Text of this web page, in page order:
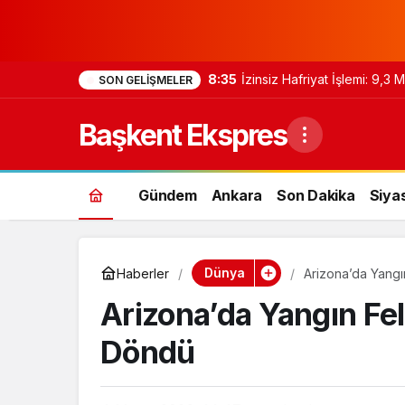
SON GELIŞMELER 8:35 İzinsiz Hafriyat İşlemi: 9,3
Başkent Ekspres
Gündem Ankara Son Dakika
Haberler Dünya Arizona’da
Arizona’da Yangın
Döndü